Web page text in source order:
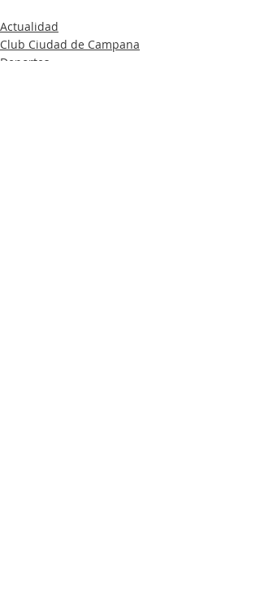
Actualidad
Club Ciudad de Campana
Deportes